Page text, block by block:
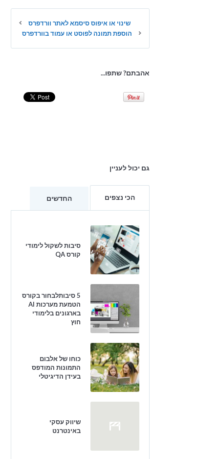
שינוי או איפוס סיסמא לאתר וורדפרס
הוספת תמונה לפוסט או עמוד בוורדפרס
אהבתם? שתפו...
גם יכול לעניין
הכי נצפים החדשים
סיבות לשקול לימודי
קורס QA
5 סיבותלבחור בקורס
הטמעת מערכות AI
בארגונים בלימודי
חוץ
כוחו של אלבום
התמונות המודפס
בעידן הדיגיטלי
שיווק עסקי
באינטרנט